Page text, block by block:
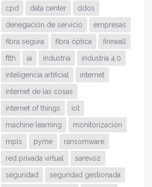
cpd data center ddos
denegación de servicio empresas
fibra segura fibra óptica firewall
ftth ia industria industria 4.0
inteligencia artificial internet
internet de las cosas
internet of things iot
machine learning monitorización
mpls pyme ransomware
red privada virtual sarevoz
seguridad seguridad gestionada